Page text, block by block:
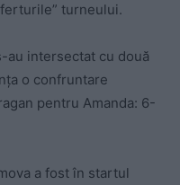
turneului.
au intersectat cu două
o confruntare
pentru Amanda: 6-
a fost în startul